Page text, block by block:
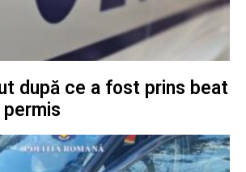
după ce a fost prins beat
permis